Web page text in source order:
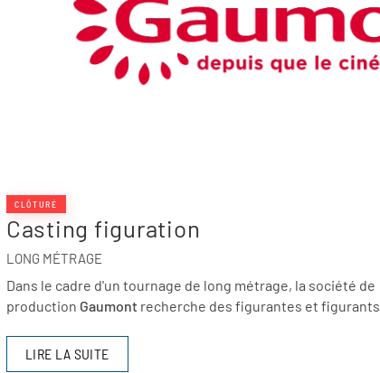
CLÔTURÉ
Casting figuration
LONG MÉTRAGE
Dans le cadre d'un tournage de long métrage, la société de
production Gaumontrecherche des figurantes et figurants
LIRE LA SUITE